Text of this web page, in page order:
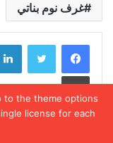
to the theme options
license for each
غرف نوم بناتي
طباعة